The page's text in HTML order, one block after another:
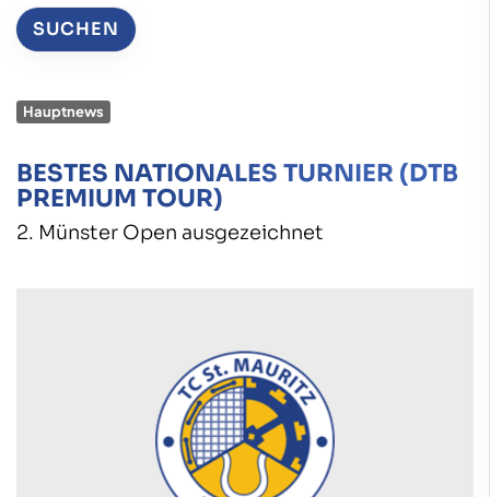
Hauptnews
BESTES NATIONALES TURNIER (DTB
PREMIUM TOUR)
2. Münster Open ausgezeichnet